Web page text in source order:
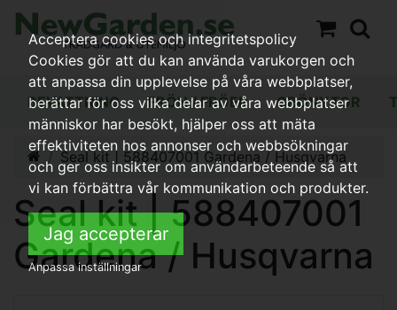
BEVATTNING FRÖN / FRÖER GRÖNYTOR
Seal kit | 588407001 Gardena / Husqvarna
Seal kit | 588407001
Gardena / Husqvarna
Acceptera cookies och integritetspolicy
Cookies gör att du kan använda varukorgen och
att anpassa din upplevelse på våra webbplatser,
berättar för oss vilka delar av våra webbplatser
människor har besökt, hjälper oss att mäta
effektiviteten hos annonser och webbsökningar
och ger oss insikter om användarbeteende så att
vi kan förbättra vår kommunikation och produkter.
Jag accepterar
Anpassa inställningar